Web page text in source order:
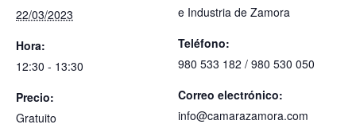
22/03/2023
Hora:
12:30 - 13:30
Precio:
Gratuito
e Industria de Zamora
Teléfono:
980 533 182 / 980 530 050
Correo electrónico:
info@camarazamora.com